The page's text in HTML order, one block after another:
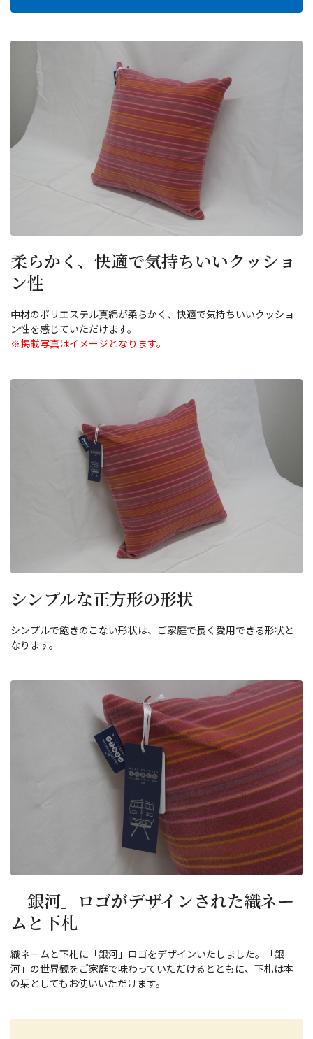
柔らかく、快適で気持ちいいクッショ
ン性
中材のポリエステル真綿が柔らかく、快適で気持ちいいクッショ
ン性を感じていただけます。
※掲載写真はイメージとなります。
シンプルな正方形の形状
シンプルで飽きのこない形状は、ご家庭で長く愛用できる形状と
なります。
「銀河」ロゴがデザインされた織ネー
ムと下札
織ネームと下札に「銀河」ロゴをデザインいたしました。「銀
河」の世界観をご家庭で味わっていただけるとともに、下札は本
の栞としてもお使いいただけます。